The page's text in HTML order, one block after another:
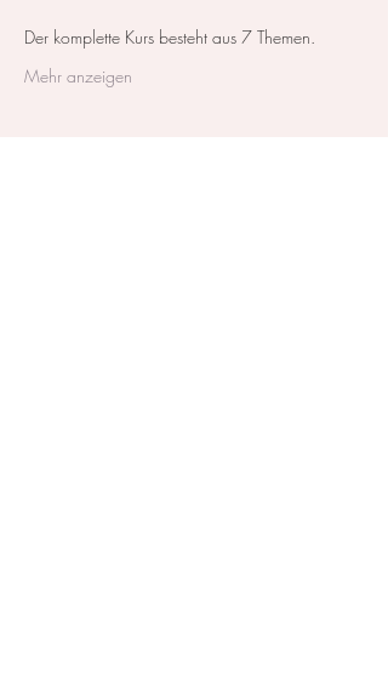
Der komplette Kurs besteht aus 7 Themen. ​
Mehr anzeigen